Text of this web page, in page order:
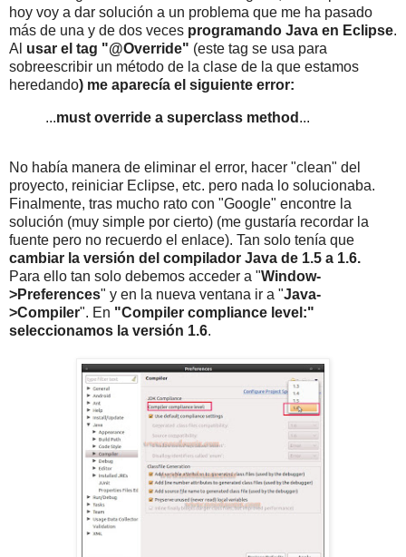
hoy voy a dar solución a un problema que me ha pasado
más de una y de dos veces programando Java en Eclipse.
Al usar el tag "@Override" (este tag se usa para
sobreescribir un método de la clase de la que estamos
heredando) me aparecía el siguiente error:
...must override a superclass method ...
No había manera de eliminar el error, hacer "clean" del
proyecto, reiniciar Eclipse, etc. pero nada lo solucionaba.
Finalmente, tras mucho rato con "Google" encontre la
solución (muy simple por cierto) (me gustaría recordar la
fuente pero no recuerdo el enlace). Tan solo tenía que
cambiar la versión del compilador Java de 1.5 a 1.6.
Para ello tan solo debemos acceder a "Window-
>Preferences" y en la nueva ventana ir a "Java-
>Compiler". En "Compiler compliance level:"
seleccionamos la versión 1.6.